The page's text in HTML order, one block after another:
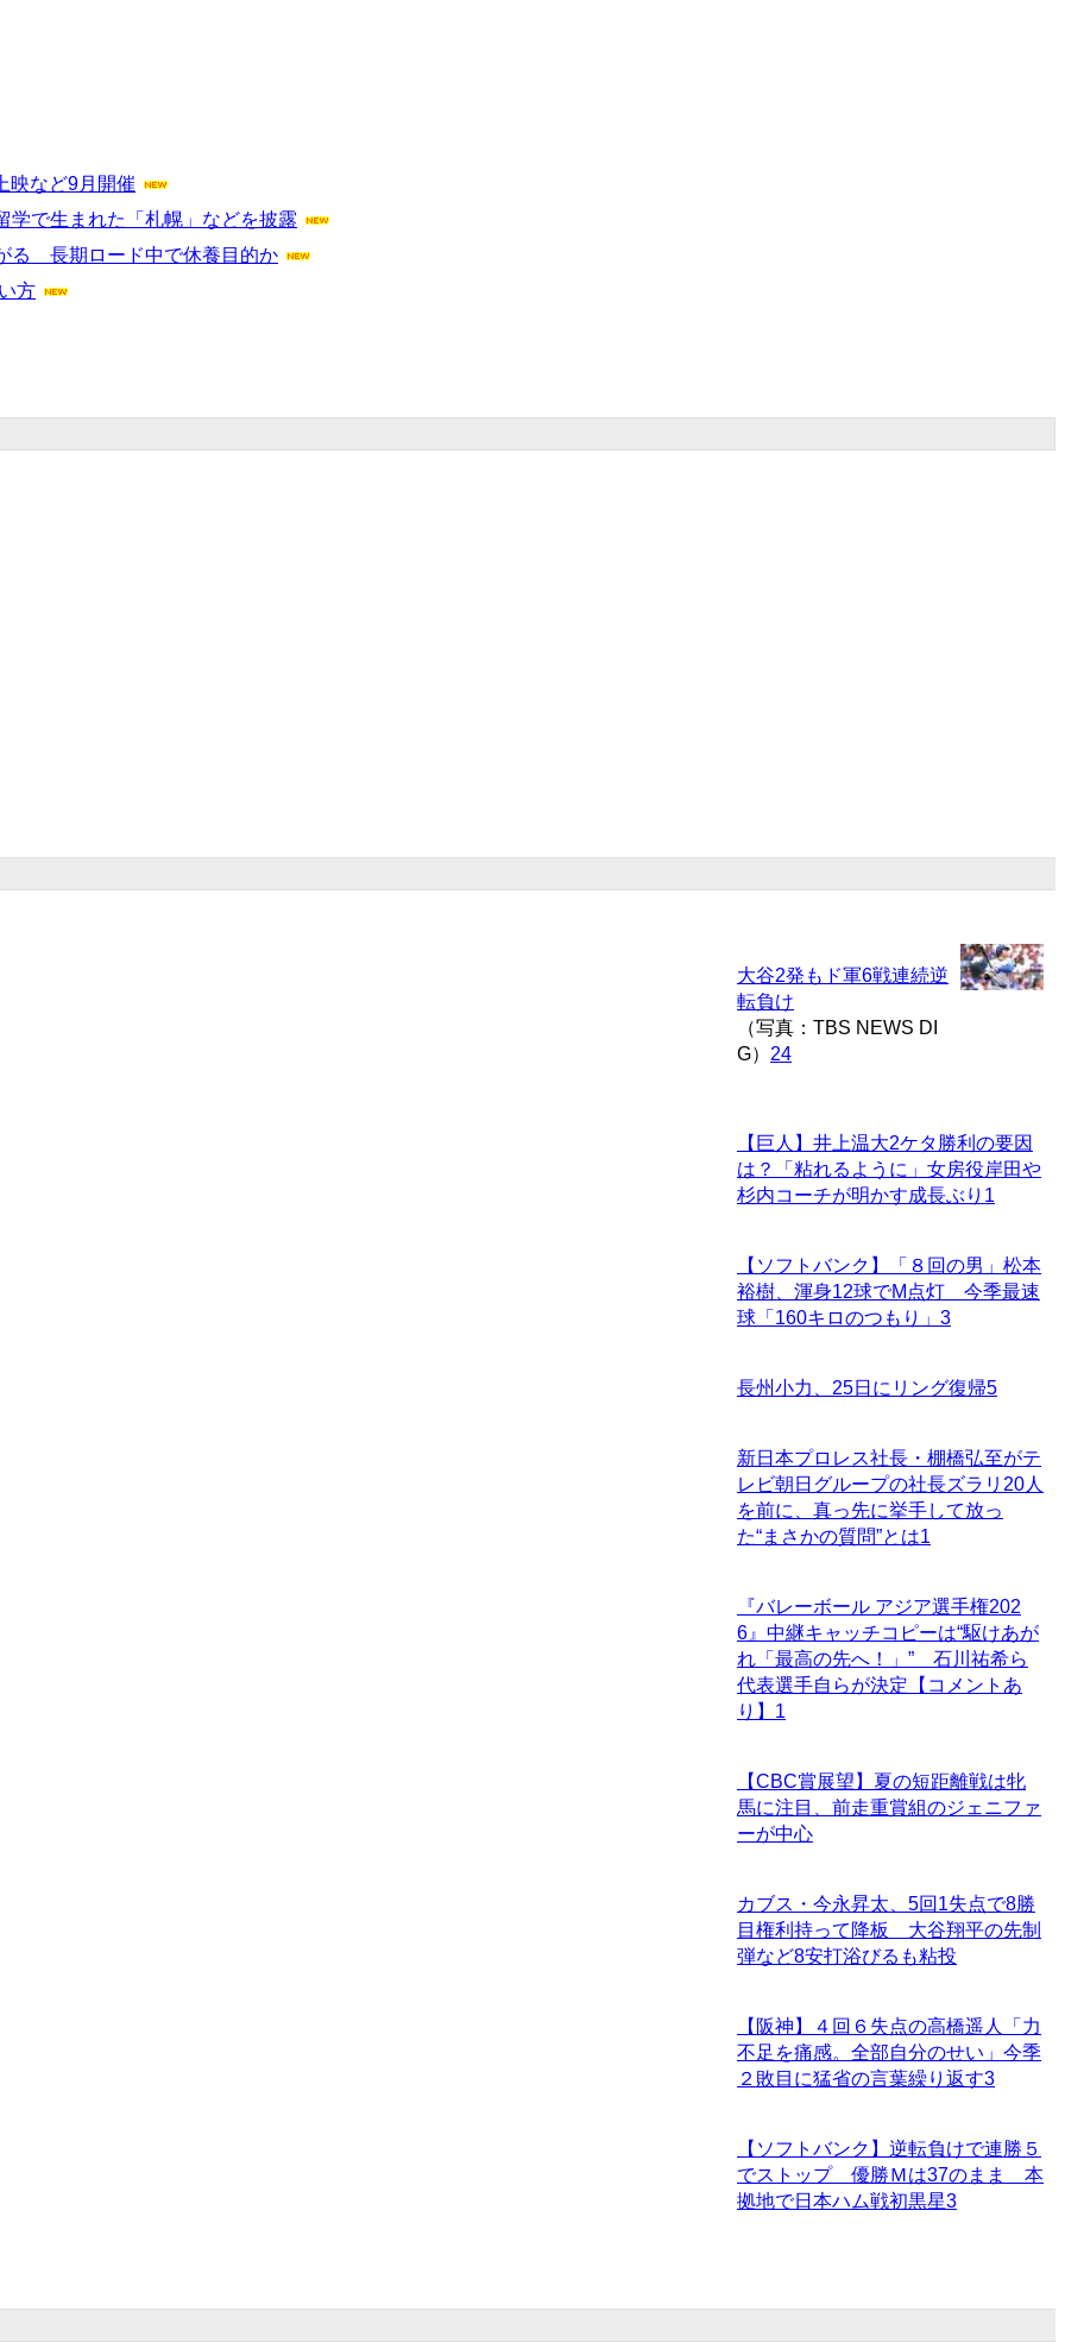
映など9月開催
で生まれた「札幌」などを披露
る 長期ロード中で休養目的か
方
大谷2発もド軍6戦連続逆
転負け
（写真：TBS NEWS DI
G） 24
【巨人】井上温大2ケタ勝利の要因
は？「粘れるように」女房役岸田や
杉内コーチが明かす成長ぶり 1
【ソフトバンク】「８回の男」松本
裕樹、渾身12球でM点灯 今季最速
球「160キロのつもり」 3
長州小力、25日にリング復帰5
新日本プロレス社長・棚橋弘至がテ
レビ朝日グループの社長ズラリ20人
を前に、真っ先に挙手して放っ
た“まさかの質問”とは1
『バレーボール アジア選手権202
6』中継キャッチコピーは“駆けあが
れ「最高の先へ！」” 石川祐希ら
代表選手自らが決定【コメントあ
り】 1
【CBC賞展望】夏の短距離戦は牝
馬に注目、前走重賞組のジェニファ
ーが中心
カブス・今永昇太、5回1失点で8勝
目権利持って降板 大谷翔平の先制
弾など8安打浴びるも粘投
【阪神】４回６失点の高橋遥人「力
不足を痛感。全部自分のせい」今季
２敗目に猛省の言葉繰り返す3
【ソフトバンク】逆転負けで連勝５
でストップ 優勝Ｍは37のまま 本
拠地で日本ハム戦初黒星3